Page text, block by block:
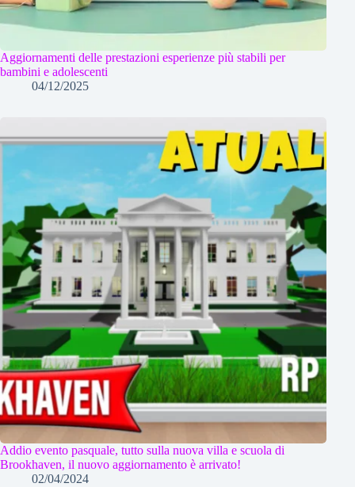
Aggiornamenti delle prestazioni esperienze più stabili per
bambini e adolescenti
04/12/2025
Addio evento pasquale, tutto sulla nuova villa e scuola di
Brookhaven, il nuovo aggiornamento è arrivato!
02/04/2024